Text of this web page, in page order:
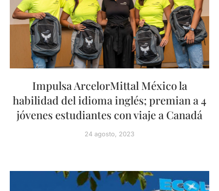
Impulsa ArcelorMittal México la
habilidad del idioma inglés; premian a 4
jóvenes estudiantes con viaje a Canadá
24 agosto, 2023